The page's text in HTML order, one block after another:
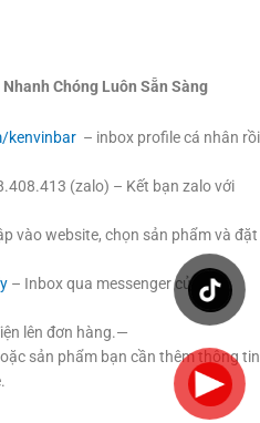
Chóng Luôn Sẵn Sàng
kenvinbar – inbox profile cá nhân rồi
(zalo) – Kết bạn zalo với
vào website, chọn sản phẩm và đặt
– Inbox qua messenger của
lên đơn hàng.—
sản phẩm bạn cần thêm thông tin